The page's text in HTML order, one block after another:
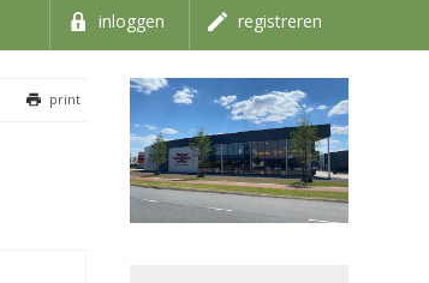
inloggen registreren
print